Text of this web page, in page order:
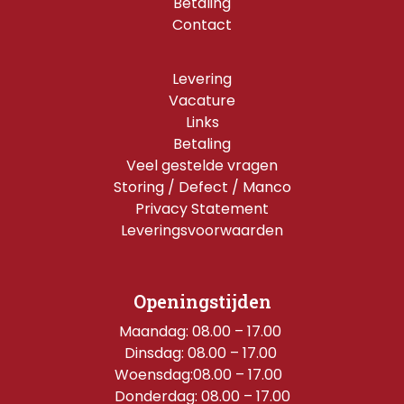
Contact
Levering
Vacature
Links
Betaling
Veel gestelde vragen
Storing / Defect / Manco
Privacy Statement
Leveringsvoorwaarden
Openingstijden
Maandag: 08.00 – 17.00
Dinsdag: 08.00 – 17.00
Woensdag:08.00 – 17.00
Donderdag: 08.00 – 17.00